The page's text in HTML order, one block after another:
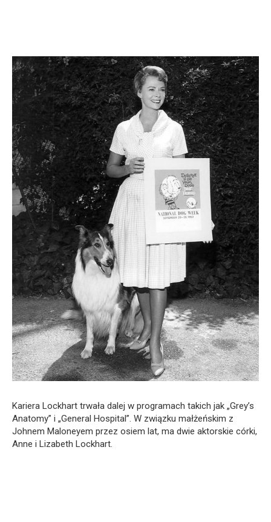
Kariera Lockhart trwała dalej w programach takich jak „Grey’s
Anatomy” i „General Hospital”. W związku małżeńskim z
Johnem Maloneyem przez osiem lat, ma dwie aktorskie córki,
Anne i Lizabeth Lockhart.